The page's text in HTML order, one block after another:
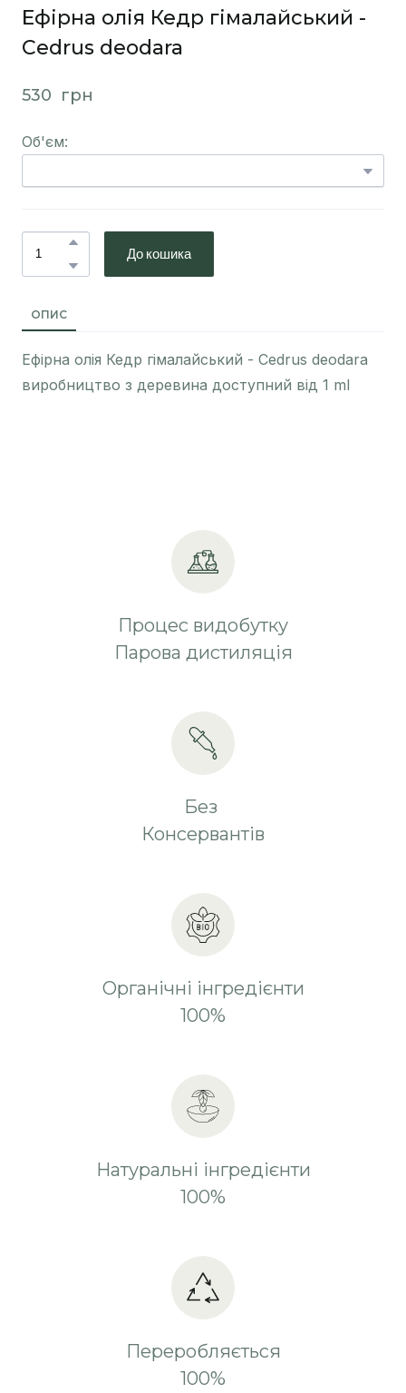
Ефірна олія Кедр гімалайський -
Cedrus deodara
530  грн
Об'єм:
До кошика
ОПИС
Ефірна олія Кедр гімалайський - Cedrus deodara
виробництво з деревина доступний від 1 ml
Процес видобутку
Парова дистиляція
Без
Консервантів
Органічні інгредієнти
100%
Натуральні інгредієнти
100%
Переробляється
100%